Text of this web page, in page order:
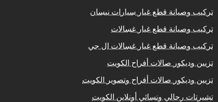
تركيب وصيانة قطع غيار سيارات نيسان
تركيب وصيانة قطع غيار غسالات
تركيب وصيانة قطع غيار غسالات ال جي
تزيين وديكور صالات أفراح الكويت
تزيين وديكور صالات أفراح وتصوير الكويت
تشيرتات رجالي ونسائي أونلاين الكويت